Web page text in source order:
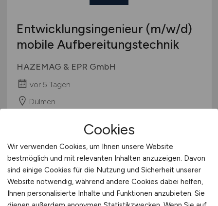
Studentenjobs / Werkstudenten
Ausbildung / Studium
Praktikum
Mecklenburg-Vorpommern
Niedersachsen
Rheinland-Pfalz
Saarland
Sachsen
Schleswig-Holstein
Thüringen
Deutschlandweit
Österreich
Schweiz
Europa
Entwicklungsingenieur (m/w/d)
mobile Aufbereitungstechnik
HAZEMAG & EPR GmbH
vor 5 Tagen
Dülmen
1
Cookies
Wir verwenden Cookies, um Ihnen unsere Website
bestmöglich und mit relevanten Inhalten anzuzeigen. Davon
sind einige Cookies für die Nutzung und Sicherheit unserer
Website notwendig, während andere Cookies dabei helfen,
Ihnen personalisierte Inhalte und Funktionen anzubieten. Sie